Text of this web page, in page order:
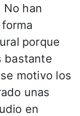
No han
porque
bastante
motivo los
unas
en